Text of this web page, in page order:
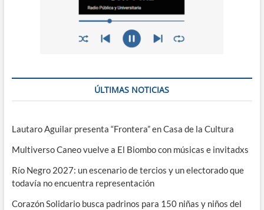
ÚLTIMAS NOTICIAS
Lautaro Aguilar presenta “Frontera” en Casa de la Cultura
Multiverso Caneo vuelve a El Biombo con músicas e invitadxs
Río Negro 2027: un escenario de tercios y un electorado que
todavía no encuentra representación
Corazón Solidario busca padrinos para 150 niñas y niños del